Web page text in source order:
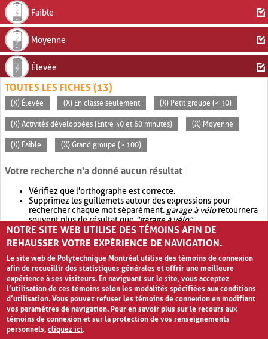
Faible
Moyenne
Élevée
TOUTES LES FICHES (13)
(X) Élevée (X) En classe seulement (X) Petit groupe (< 30)
(X) Activités développées (Entre 30 et 60 minutes) (X) Moyenne
(X) Faible (X) Grand groupe (> 100)
Votre recherche n'a donné aucun résultat
Vérifiez que l'orthographe est correcte.
Supprimez les guillemets autour des expressions pour
rechercher chaque mot séparément. garage à véloretournera
souvent plus de résultat que"garage à vélo".
Envisagez d'élargir votre recherche avec OR.garage OR vélo
retournera souvent plus de résultat quegarage à vélo
NOTRE SITE WEB UTILISE DES TÉMOINS AFIN DE
REHAUSSER VOTRE EXPÉRIENCE DE NAVIGATION.
Le site web de Polytechnique Montréal utilise des témoins de connexion
afin de recueillir des statistiques générales et offrir une meilleure
expérience à ses visiteurs. En naviguant sur le site, vous acceptez
l’utilisation de ces témoins selon les modalités spécifiées aux conditions
d’utilisation. Vous pouvez refuser les témoins de connexion en modifiant
vos paramètres de navigation. Pour en savoir plus sur le recours aux
témoins de connexion et sur la protection de vos renseignements
personnels,cliquez ici.